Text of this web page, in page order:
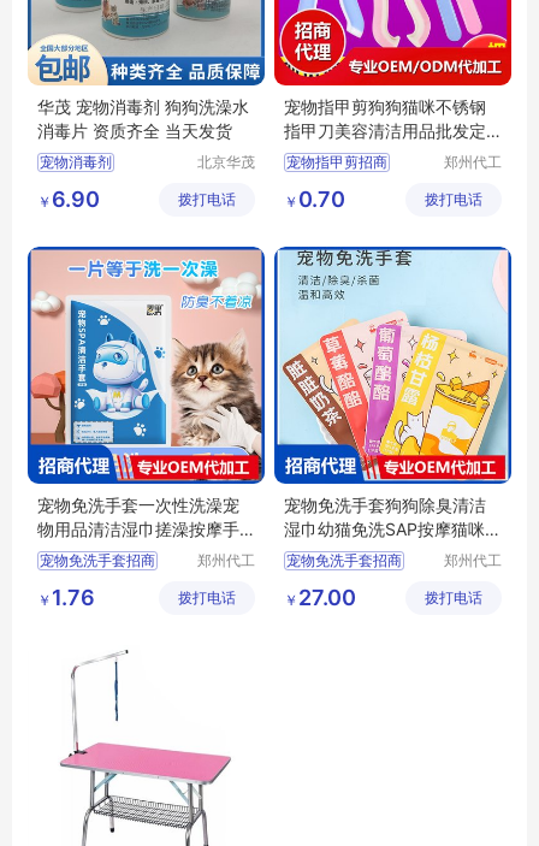
华茂 宠物消毒剂 狗狗洗澡水
消毒片 资质齐全 当天发货
宠物消毒剂
北京华茂
发展有限
￥ 6.90 拨打电话
宠物指甲剪狗狗猫咪不锈钢
指甲刀美容清洁用品批发定
制
宠物指甲剪招商
宠物指甲剪定制
宠物美容清洁用品批发
郑州代工
技有限公
￥ 0.70 拨打电话
宠物免洗手套一次性洗澡宠
物用品清洁湿巾搓澡按摩手
套批发
宠物免洗手套招商
宠物用品批发
宠物按摩手套批发
郑州代工
技有限公
￥ 1.76 拨打电话
宠物免洗手套狗狗除臭清洁
湿巾幼猫免洗SAP按摩猫咪免
洗手套批发
宠物免洗手套招商
宠物清洁湿巾批发
郑州代工
技有限公
￥ 27.00 拨打电话